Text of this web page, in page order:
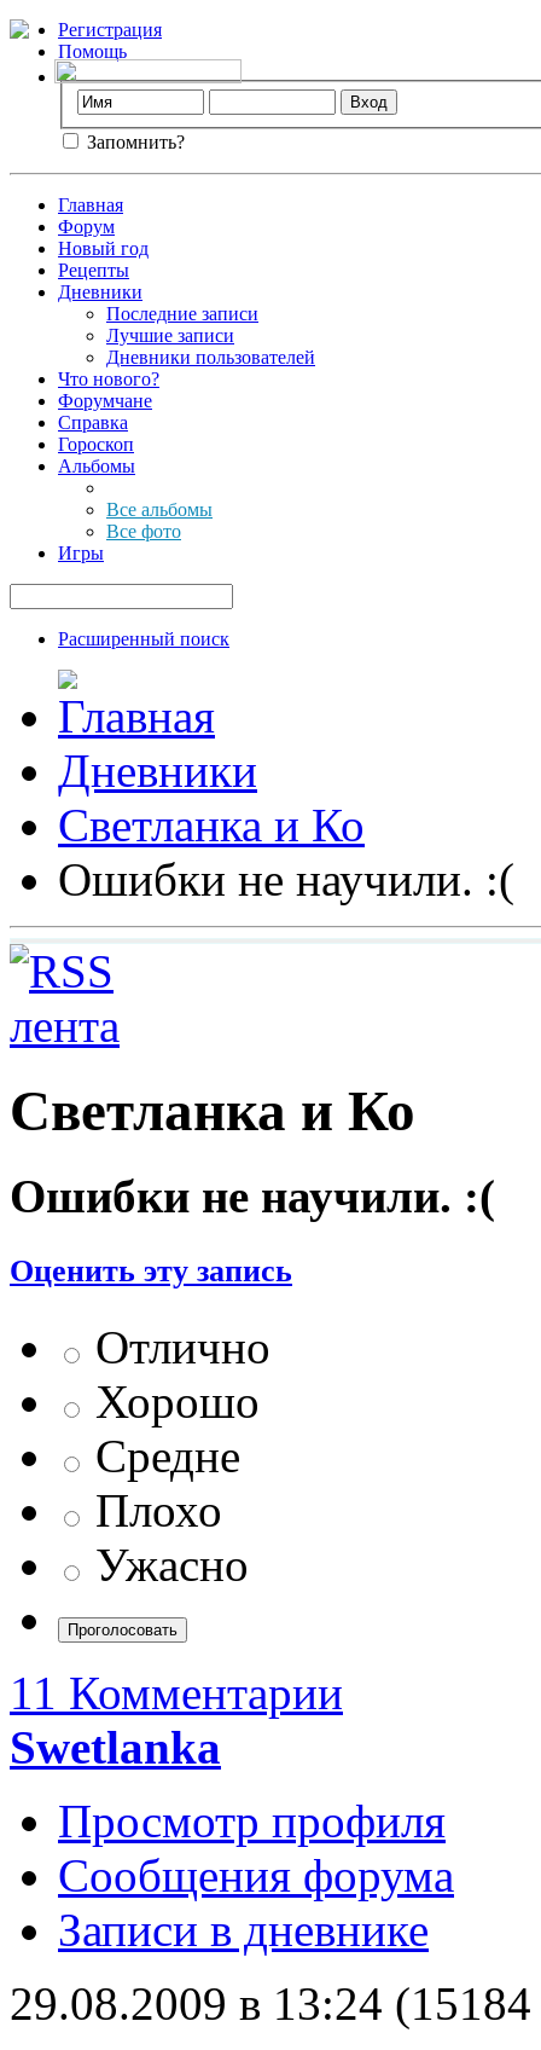
Регистрация
Помощь
Запомнить?
Главная
Форум
Новый год
Рецепты
Дневники
Последние записи
Лучшие записи
Дневники пользователей
Что нового?
Форумчане
Справка
Гороскоп
Альбомы
Все альбомы
Все фото
Игры
Расширенный поиск
Дневники
Светланка и Ко
Ошибки не научили. :(
Светланка и Ко
Ошибки не научили. :(
Оценить эту запись
Отлично
Хорошо
Средне
Плохо
Ужасно
11 Комментарии
Swetlanka
Просмотр профиля
Сообщения форума
Записи в дневнике
29.08.2009 в 13:24